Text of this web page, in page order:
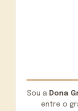
Sou a Dona
entre o